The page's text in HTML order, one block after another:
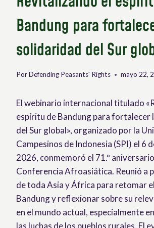
Bandung para
solidaridad del Sur
PorDefending Peasants' Rights mayo 22,
El webinario internacional titulado
espíritu de Bandung para fortalecer
del Sur global», organizado por la
Campesinos de Indonesia (SPI) el 6
2026, conmemoró el 71.º
Conferencia Afroasiática. Reunió a
de toda Asia y África para retomar
Bandung y reflexionar sobre su
en el mundo actual, especialmente
las luchas de los pueblos rurales. El